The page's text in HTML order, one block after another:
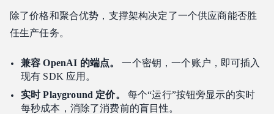
除了价格和聚合优势，支撑架构决定了一个供应商能否胜
任生产任务。
兼容 OpenAI 的端点。
一个密钥，一个账户，即可插入
现有 SDK 应用。
实时 Playground 定价。
每个“运行”按钮旁显示的实时
每秒成本，消除了消费前的盲目性。